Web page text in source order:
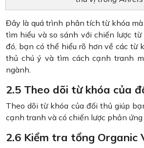
Đây là quá trình phân tích từ khóa
tìm hiểu và so sánh với chiến lược từ
đó, bạn có thể hiểu rõ hơn về các từ
thủ chú ý và tìm cách cạnh tranh
ngành.
2.5 Theo dõi từ khóa của
Theo dõi từ khóa của đối thủ giúp
cạnh tranh và có chiến lược phản ứng
2.6 Kiểm tra tổng Organic